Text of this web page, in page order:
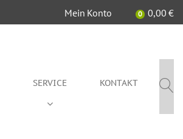
Mein Konto 0 0,00 €
SERVICE KONTAKT